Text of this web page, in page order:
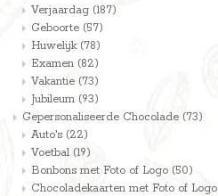
Verjaardag (187)
Geboorte (57)
Huwelijk (78)
Examen (82)
Vakantie (73)
Jubileum (93)
Gepersonaliseerde Chocolade (73)
Auto's (22)
Voetbal (19)
Bonbons met Foto of Logo (50)
Chocoladekaarten met Foto of Logo